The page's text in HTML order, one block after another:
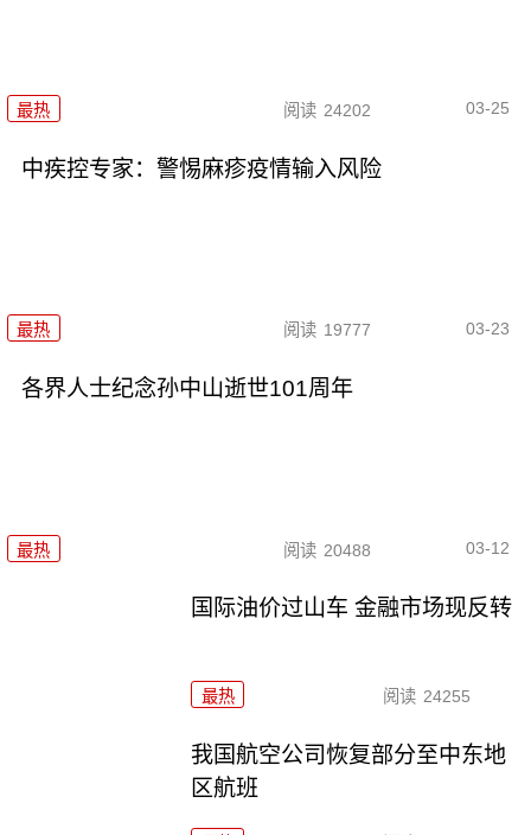
最热 阅读 24202 03-25
中疾控专家：警惕麻疹疫情输入风险
最热 阅读 19777 03-23
各界人士纪念孙中山逝世101周年
最热 阅读 20488 03-12
国际油价过山车 金融市场现反转
最热 阅读 24255
我国航空公司恢复部分至中东地
区航班